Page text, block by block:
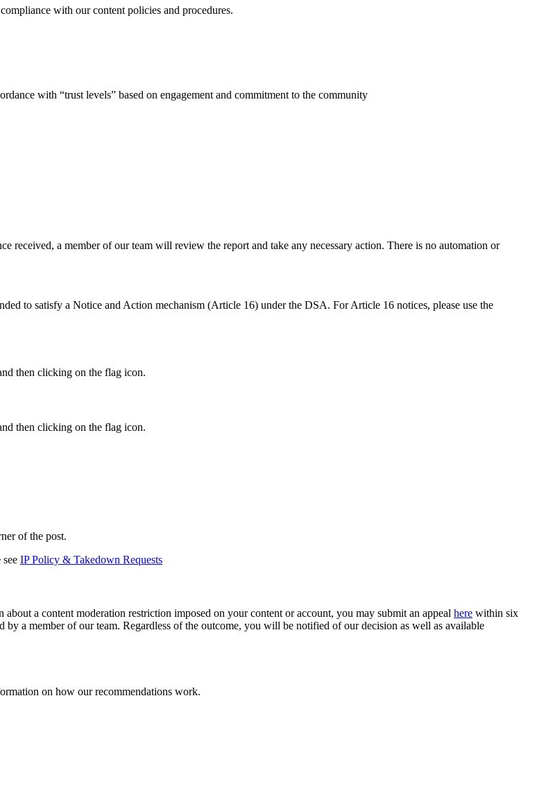
with our content policies and procedures.
with “trust levels” based on engagement and commitment to the community
received, a member of our team will review the report and take any necessary action. There is no automation or
to satisfy a Notice and Action mechanism (Article 16) under the DSA. For Article 16 notices, please use the
then clicking on the flag icon.
then clicking on the flag icon.
of the post.
IP Policy & Takedown Requests
a content moderation restriction imposed on your content or account, you may submit an appeal here within six
a member of our team. Regardless of the outcome, you will be notified of our decision as well as available
on how our recommendations work.